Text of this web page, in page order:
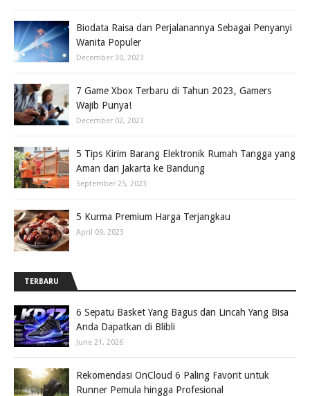
Biodata Raisa dan Perjalanannya Sebagai Penyanyi
Wanita Populer
December 30, 2023
7 Game Xbox Terbaru di Tahun 2023, Gamers
Wajib Punya!
December 02, 2023
5 Tips Kirim Barang Elektronik Rumah Tangga yang
Aman dari Jakarta ke Bandung
September 25, 2023
5 Kurma Premium Harga Terjangkau
April 09, 2023
TERBARU
6 Sepatu Basket Yang Bagus dan Lincah Yang Bisa
Anda Dapatkan di Blibli
June 21, 2026
Rekomendasi OnCloud 6 Paling Favorit untuk
Runner Pemula hingga Profesional